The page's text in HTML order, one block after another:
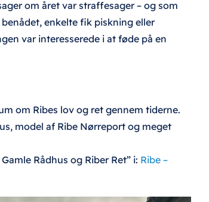
om året var straffesager – og som
enkelte fik piskning eller
var interesserede i at føde på en
om Ribes lov og ret gennem tiderne.
model af Ribe Nørreport og meget
Rådhus og Riber Ret” i: Ribe –